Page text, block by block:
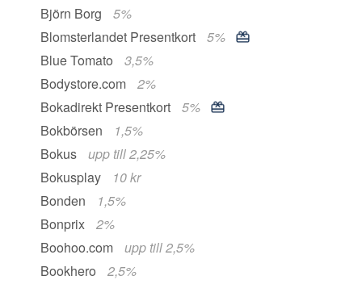
Björn Borg
5%
Blomsterlandet Presentkort
5%
Blue Tomato
3,5%
Bodystore.com
2%
Bokadirekt Presentkort
5%
Bokbörsen
1,5%
Bokus
upp till 2,25%
Bokusplay
10 kr
Bonden
1,5%
Bonprix
2%
Boohoo.com
upp till 2,5%
Bookhero
2,5%